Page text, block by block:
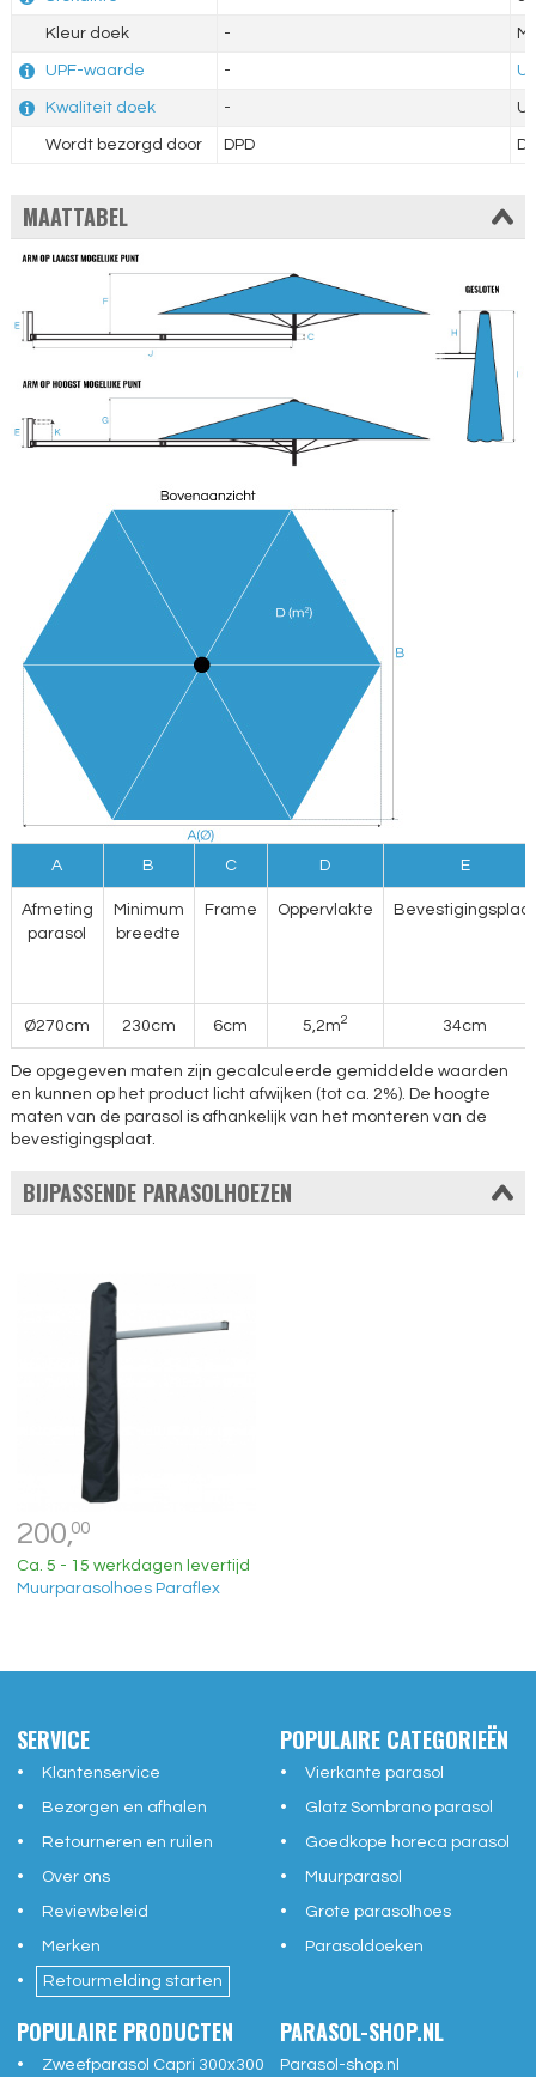
Kleur doek -
UPF-waarde -
Kwaliteit doek -
Wordt bezorgd door DPD
MAATTABEL
A B C D E
Afmeting
parasol
Minimum
breedte
Frame Oppervlakte Bevestigingsplaat
Ø270cm 230cm 6cm 5,2m2 34cm
De opgegeven maten zijn gecalculeerde gemiddelde waarden
en kunnen op het product licht afwijken (tot ca. 2%). De hoogte
maten van de parasol is afhankelijk van het monteren van de
bevestigingsplaat.
BIJPASSENDE PARASOLHOEZEN
200,00
Ca. 5 - 15 werkdagen levertijd
Muurparasolhoes Paraflex
SERVICE
Klantenservice
Bezorgen en afhalen
Retourneren en ruilen
Over ons
Reviewbeleid
Merken
Retourmelding starten
POPULAIRE CATEGORIEËN
Vierkante parasol
Glatz Sombrano parasol
Goedkope horeca parasol
Muurparasol
Grote parasolhoes
Parasoldoeken
POPULAIRE PRODUCTEN
Zweefparasol Capri 300x300
PARASOL-SHOP.NL
Parasol-shop.nl